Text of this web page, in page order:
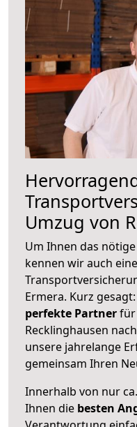
Umzug von
Um Ihnen das
kennen wir auch
Ermera. Kurz
perfekte Partnerfür
Recklinghausen
unsere jahrelange
gemeinsam Ihren
Innerhalb von nur
Ihnen die besten